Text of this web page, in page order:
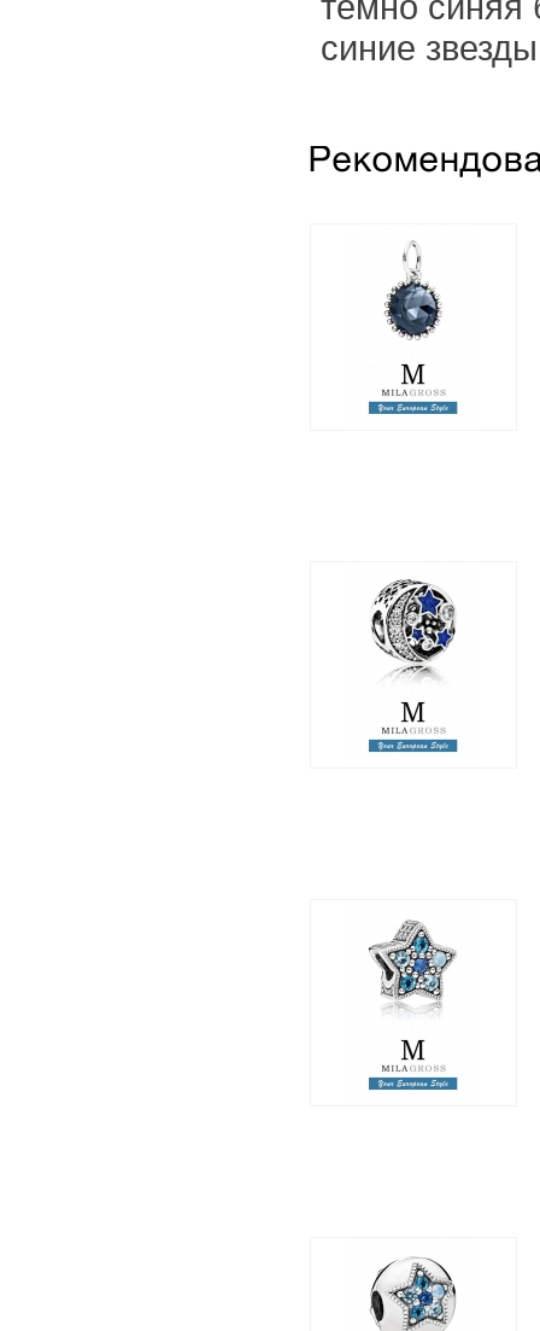
синие
Подвес Шарм
"Полуночная звезда"
Midnight Star (серебро
925 пробы)
2 495 грн. 1 350 грн.
Шарм "Винтажное
ночное небо (Vintage
night sky), серебро
2 195 грн. 850 грн.
Шарм "Яркая звезда"
(Bright star): серебро,
новая коллекция
2 695 грн. 1 250 грн.
Клипса Шарм "Яркая
звезда" (Bright star)
серебро, новая
коллекция